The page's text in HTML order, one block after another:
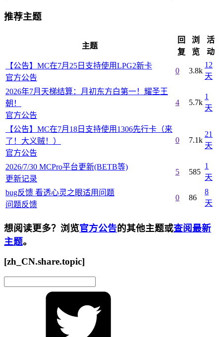
推荐主题
主题
回
复
浏
览
活
动
【公告】MC在7月25日支持使用LPG2新卡
官方公告
0 3.8k
12
天
2026年7月天梯结算：月初东方白第一！耀圣王
朝！
官方公告
4 5.7k
1
天
【公告】MC在7月18日支持使用1306先行卡（来
了！大义贼！）
官方公告
0 7.1k
21
天
2026/7/30 MCPro平台更新(BETB等)
更新记录
5 585
1
天
bug反馈 看透心灵之眼适用问题
问题反馈
0 86
8
天
想阅读更多？浏览官方公告的其他主题或查阅最新
主题。
[zh_CN.share.topic]